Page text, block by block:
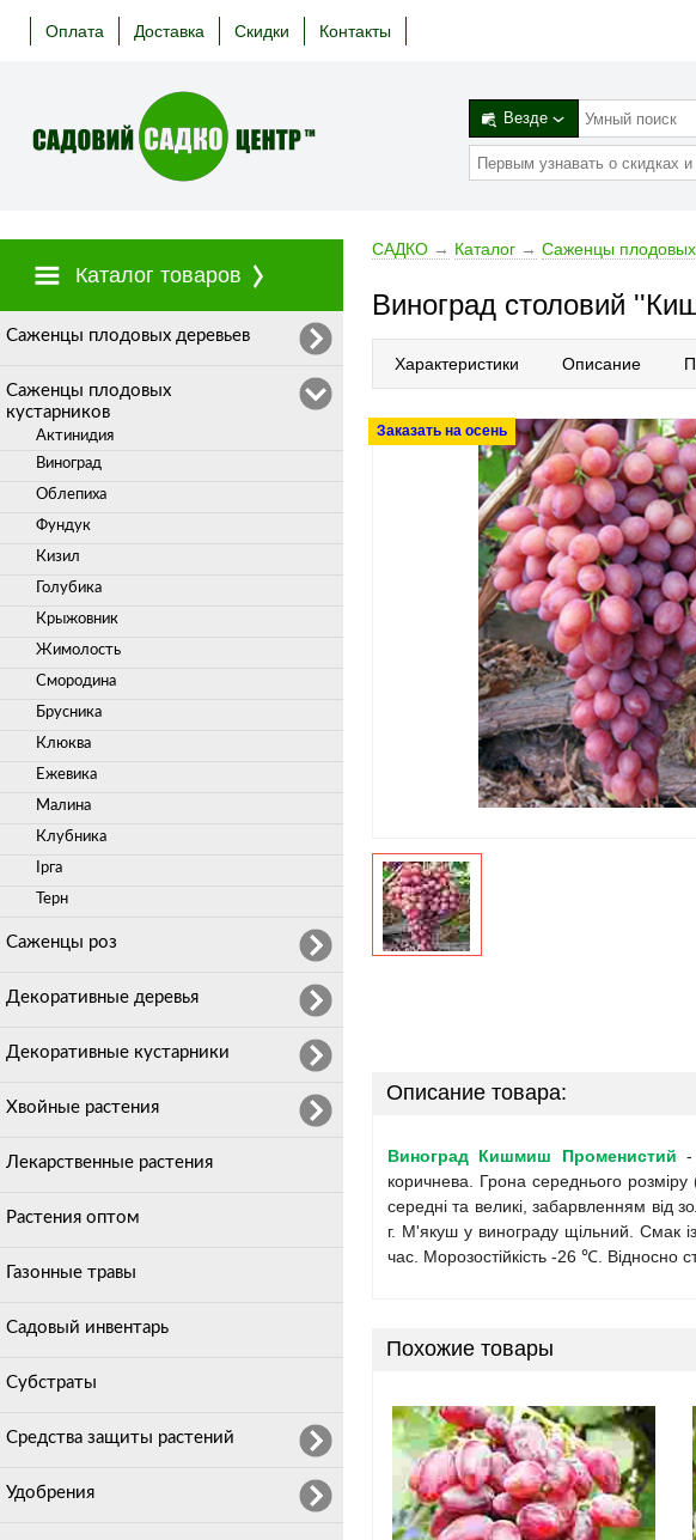
Оплата Доставка Скидки Контакты
Везде
Каталог товаров
Cаженцы плодовых деревьев
Саженцы плодовых
кустарников
Актинидия
Виноград
Облепиха
Фундук
Кизил
Голубика
Крыжовник
Жимолость
Смородина
Брусника
Клюква
Ежевика
Малина
Клубника
Ірга
Терн
Саженцы роз
Декоративные деревья
Декоративные кустарники
Хвойные растения
Лекарственные растения
Растения оптом
Газонные травы
Садовый инвентарь
Субстраты
Средства защиты растений
Удобрения
САДКО → Каталог → Саженцы плодовых
Виноград столовий
Характеристики Описание
Заказать на осень
Описание товара:
Виноград Кишмиш Променистий -
коричнева. Грона середнього розміру
середні та великі, забарвленням від
г. М'якуш у винограду щільний. Смак
час. Морозостійкість -26 ℃. Відносно
Похожие товары